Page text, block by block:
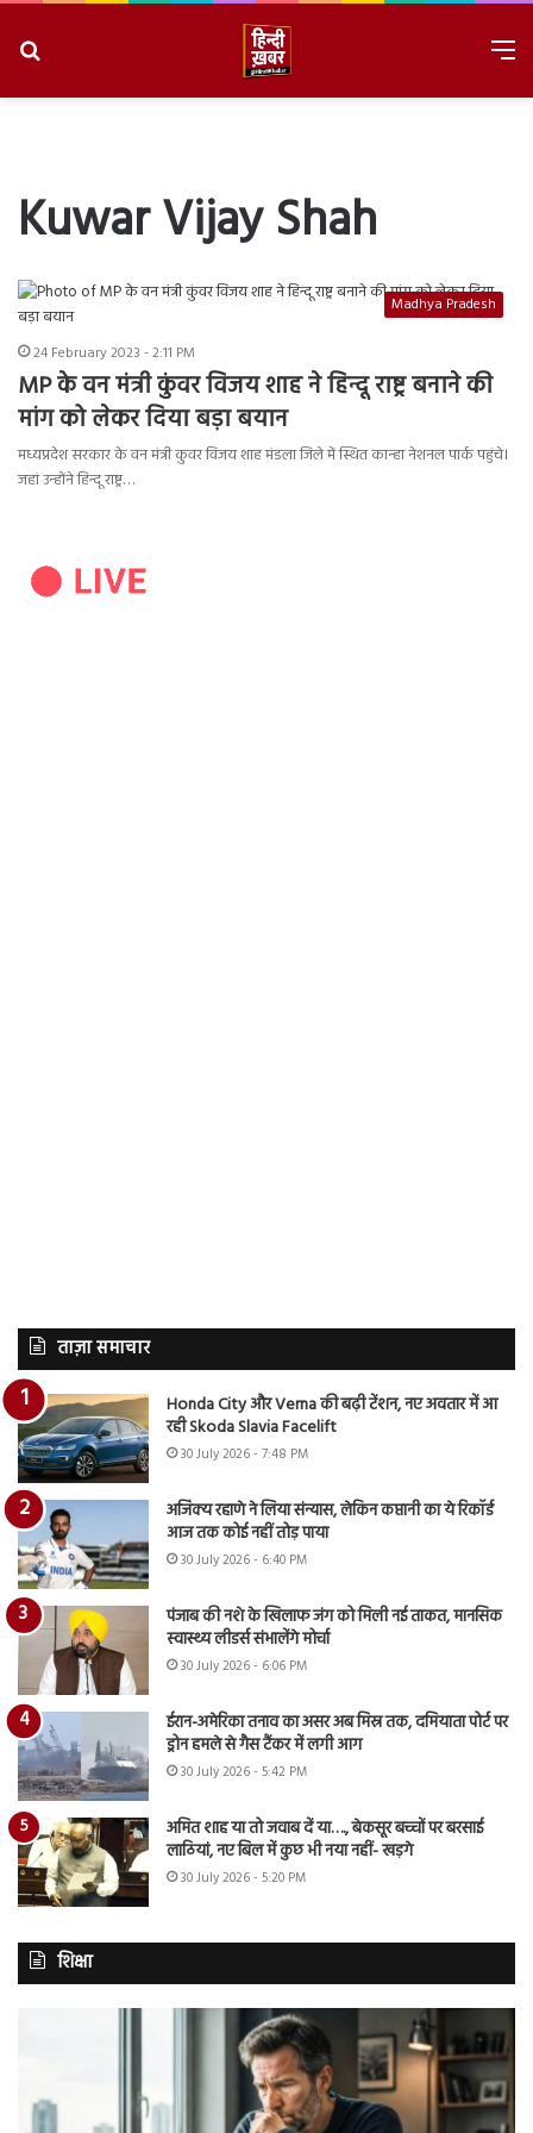
Kuwar Vijay Shah
Madhya Pradesh
24 February 2023 - 2:11 PM
MP के वन मंत्री कुंवर विजय शाह ने हिन्दू राष्ट्र बनाने की
मांग को लेकर दिया बड़ा बयान
मध्यप्रदेश सरकार के वन मंत्री कुवर विजय शाह मंडला जिले में स्थित कान्हा नेशनल पार्क पहुंचे।
जहां उन्होंने हिन्दू राष्ट्र…
ताज़ा समाचार
Honda City और Verna की बढ़ी टेंशन, नए अवतार में आ
रही Skoda Slavia Facelift
30 July 2026 - 7:48 PM
अजिंक्य रहाणे ने लिया संन्यास, लेकिन कप्तानी का ये रिकॉर्ड
आज तक कोई नहीं तोड़ पाया
30 July 2026 - 6:40 PM
पंजाब की नशे के खिलाफ जंग को मिली नई ताकत, मानसिक
स्वास्थ्य लीडर्स संभालेंगे मोर्चा
30 July 2026 - 6:06 PM
ईरान-अमेरिका तनाव का असर अब मिस्र तक, दमियाता पोर्ट पर
ड्रोन हमले से गैस टैंकर में लगी आग
30 July 2026 - 5:42 PM
अमित शाह या तो जवाब दें या…., बेकसूर बच्चों पर बरसाई
लाठियां, नए बिल में कुछ भी नया नहीं- खड़गे
30 July 2026 - 5:20 PM
शिक्षा